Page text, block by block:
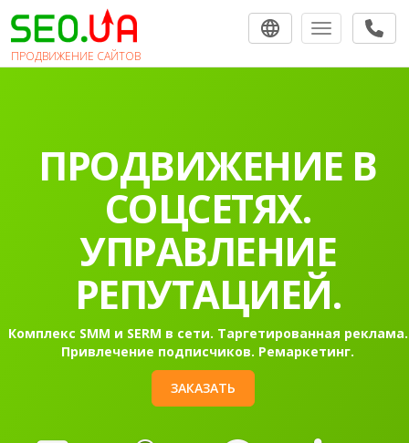
ПРОДВИЖЕНИЕ САЙТОВ
Toggle
ПРОДВИЖЕНИЕ
САЙТОВ В
ПОИСКОВЫХ
СИСТЕМАХ.
Раскрутка сайта в Гугл в топ-10 на первую страницу
Контекстная реклама Google Ads.
ЗАКАЗАТЬ